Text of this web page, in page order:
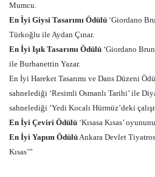
Mumcu.
En İyi Giysi Tasarımı Ödülü ‘Giordano
Türkoğlu ile Aydan Çınar.
En İyi Işık Tasarımı Ödülü ‘Giordano
ile Burhanettin Yazar.
En İyi Hareket Tasarımı ve Dans Düzeni
sahnelediği ‘Resimli Osmanlı Tarihi’ ile
sahnelediği ‘Yedi Kocalı Hürmüz’deki
En İyi Çeviri Ödülü ‘Kısasa Kısas’
En İyi Yapım ÖdülüAnkara Devlet
Kısas’”